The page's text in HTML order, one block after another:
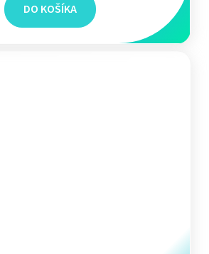
DO KOŠÍKA